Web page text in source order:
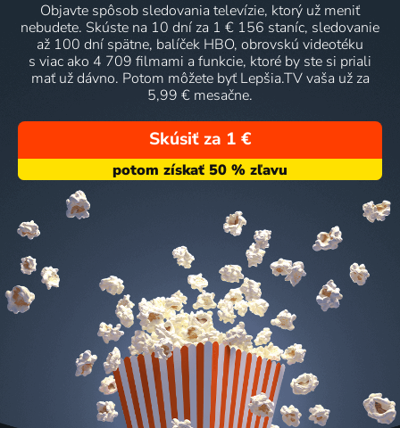
Objavte spôsob sledovania televízie, ktorý už meniť
nebudete. Skúste na 10 dní za 1 € 156 staníc, sledovanie
až 100 dní spätne, balíček HBO, obrovskú videotéku
s viac ako 4 709 filmami a funkcie, ktoré by ste si priali
mať už dávno. Potom môžete byť Lepšia.TV vaša už za
5,99 € mesačne.
Skúsiť za 1 €